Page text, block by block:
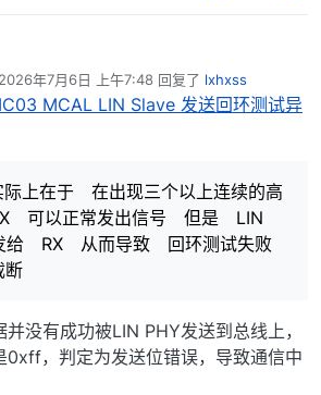
2026年7月6日 上午7:48回复了 lxhxss
由 编辑
MCAL LIN Slave 发送回环测试异
际上在于 在出现三个以上连续的高
可以正常发出信号 但是 LIN
给 RX 从而导致 回环测试失败
断
没有成功被LIN PHY发送到总线上，
0xff，判定为发送位错误，导致通信中